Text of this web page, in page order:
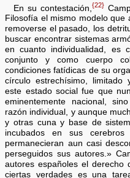
En su contestación, {22}
Filosofía el mismo modelo
removerse el pasado, los
buscar encontrar sistemas
en cuanto individualidad, es
conjunto y como cuerpo
condiciones fatídicas de su
círculo estrechísimo, limitado
este estado social fue que
eminentemente nacional,
razón individual, y aunque
y otras cuna y base de
incubados en sus
permanecieran aun casi
perseguidos sus autores.»
autores españoles el derecho
ciertas verdades es una